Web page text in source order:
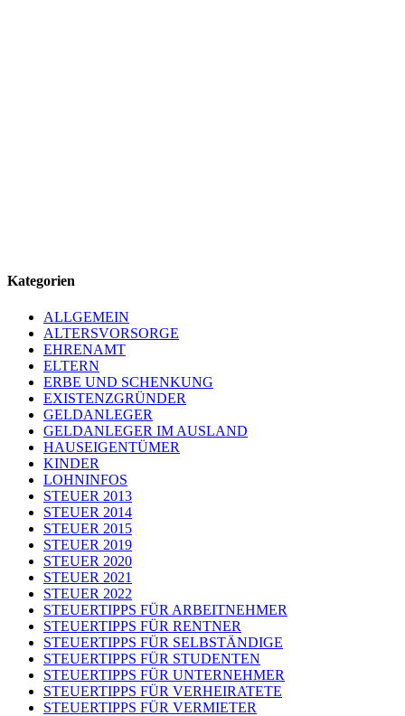
Kategorien
ALLGEMEIN
ALTERSVORSORGE
EHRENAMT
ELTERN
ERBE UND SCHENKUNG
EXISTENZGRÜNDER
GELDANLEGER
GELDANLEGER IM AUSLAND
HAUSEIGENTÜMER
KINDER
LOHNINFOS
STEUER 2013
STEUER 2014
STEUER 2015
STEUER 2019
STEUER 2020
STEUER 2021
STEUER 2022
STEUERTIPPS FÜR ARBEITNEHMER
STEUERTIPPS FÜR RENTNER
STEUERTIPPS FÜR SELBSTÄNDIGE
STEUERTIPPS FÜR STUDENTEN
STEUERTIPPS FÜR UNTERNEHMER
STEUERTIPPS FÜR VERHEIRATETE
STEUERTIPPS FÜR VERMIETER